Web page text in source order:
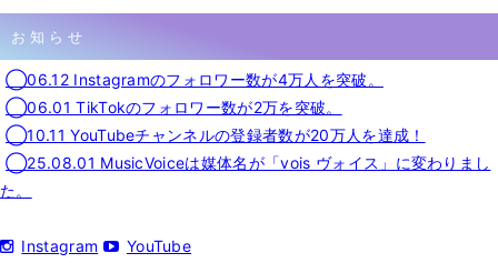
お知らせ
◯06.12 Instagramのフォロワー数が4万人を突破。
◯06.01 TikTokのフォロワー数が2万を突破。
◯10.11 YouTubeチャンネルの登録者数が20万人を達成！
◯25.08.01 MusicVoiceは媒体名が「vois ヴォイス」に変わりまし
た。
Instagram YouTube